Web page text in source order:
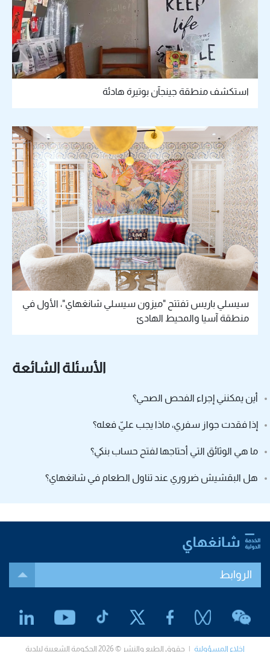
استكشف منطقة جينجآن بوتيرة هادئة
سيسلي باريس تفتتح "ميزون سيسلي شانغهاي"، الأول في
منطقة آسيا والمحيط الهادئ
الأسئلة الشائعة
أين يمكنني إجراء الفحص الصحي؟
إذا فقدت جواز سفري، ماذا يجب عليّ فعله؟
ما هي الوثائق التي أحتاجها لفتح حساب بنكي؟
هل البقشيش ضروري عند تناول الطعام في شانغهاي؟
الروابط
إخلاء المسؤولية | حقوق الطبع والنشر © 2026 الحكومة الشعبية لبلدية